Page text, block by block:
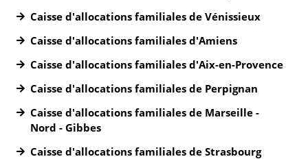
Caisse d'allocations familiales de Vénissieux
Caisse d'allocations familiales d'Amiens
Caisse d'allocations familiales d'Aix-en-Provence
Caisse d'allocations familiales de Perpignan
Caisse d'allocations familiales de Marseille -
Nord - Gibbes
Caisse d'allocations familiales de Strasbourg